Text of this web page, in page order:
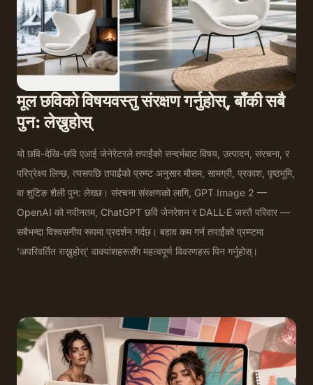
मूल छविको विषयवस्तु संरक्षण गर्नुहोस्, बाँकी सबै
पुन: लेख्नुहोस्
यो छवि-देखि-छवि एआई जेनेरेटरले तपाईंको सन्दर्भबाट विषय, उत्पादन, संरचना, र
परिप्रेक्ष्य लिन्छ, त्यसपछि तपाईंको प्रम्प्ट अनुसार मौसम, सामग्री, प्रकाश, पृष्ठभूमि,
वा शुटिङ शैली पुन: लेख्छ। संरचना संरक्षणको लागि, GPT Image 2 —
OpenAI को नवीनतम, ChatGPT छवि जेनरेशन र DALL·E जस्तै परिवार —
सबैभन्दा विश्वसनीय रूपमा प्रदर्शन गर्दछ। बहाव कम गर्न तपाईंको प्रम्प्टमा
'अपरिवर्तित राख्नुहोस्' वाक्यांशहरूसँग महत्वपूर्ण विवरणहरू पिन गर्नुहोस्।